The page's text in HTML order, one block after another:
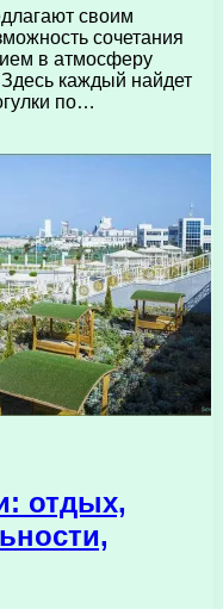
своим
сочетания
в атмосферу
Здесь каждый найдет
по…
отдых,